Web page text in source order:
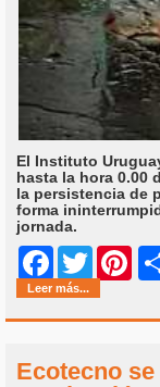
El Instituto
hasta la hora 0.00
la persistencia de
forma
jornada.
Facebook
Twitter
Leer más...
Ecotecno